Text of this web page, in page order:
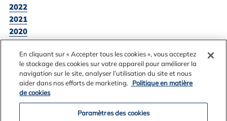
2022
2021
2020
2019
VOLTAR A LISTAGEM DE NOTÍCIAS
En cliquant sur « Accepter tous les cookies », vous acceptez
le stockage des cookies sur votre appareil pour améliorer la
navigation sur le site, analyser l’utilisation du site et nous
aider dans nos efforts de marketing.
Politique en matière
de cookies
Paramètres des cookies